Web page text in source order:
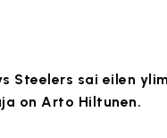
Steelers sai eilen
on Arto Hiltunen.